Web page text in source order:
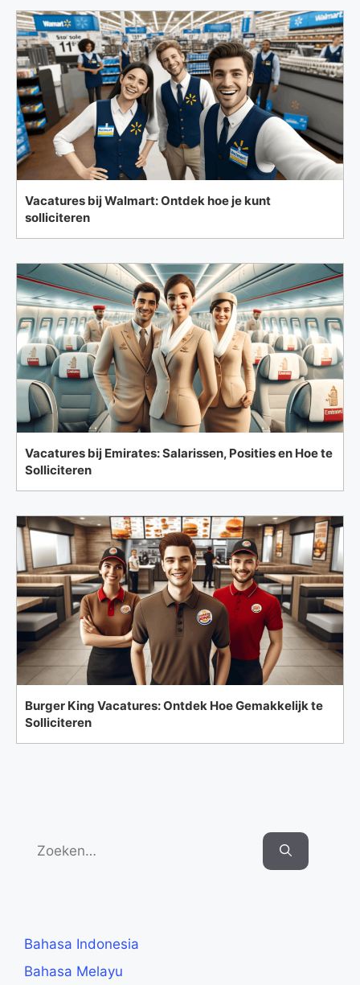
Vacatures bij Walmart: Ontdek hoe je kunt
solliciteren
Vacatures bij Emirates: Salarissen, Posities en Hoe te
Solliciteren
Burger King Vacatures: Ontdek Hoe Gemakkelijk te
Solliciteren
Search
Bahasa Indonesia
Bahasa Melayu